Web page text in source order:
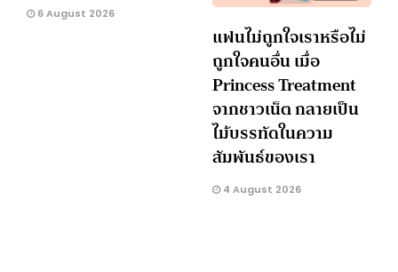
6 August 2026
แฟนไม่ถูกใจเราหรือไม่
ถูกใจคนอื่น เมื่อ
Princess Treatment
จากชาวเน็ต กลายเป็น
ไม้บรรทัดในความ
สัมพันธ์ของเรา
4 August 2026